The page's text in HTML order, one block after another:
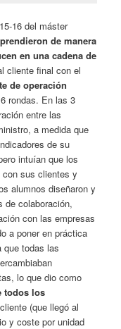
16 del máster
de manera
en una cadena de
cliente final con el
de operación
rondas. En las 3
entre las
a medida que
de su
intuían que los
con sus clientes y
alumnos diseñaron y
de colaboración,
con las empresas
a poner en práctica
que todas las
lo que dio como
todos los
(que llegó al
y coste por unidad